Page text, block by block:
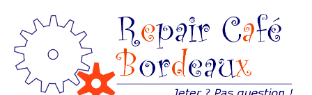
content